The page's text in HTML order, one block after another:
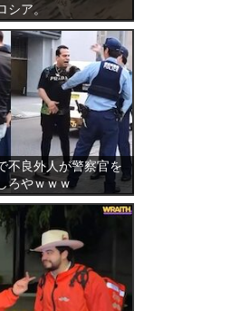
シア。
不良外人が警察官を
ろやｗｗｗ